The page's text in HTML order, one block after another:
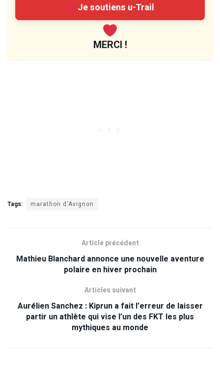
Je soutiens u-Trail
MERCI !
Tags: marathon d'Avignon
Article précédent
Mathieu Blanchard annonce une nouvelle aventure
polaire en hiver prochain
Articles suivant
Aurélien Sanchez : Kiprun a fait l’erreur de laisser
partir un athlète qui vise l’un des FKT les plus
mythiques au monde